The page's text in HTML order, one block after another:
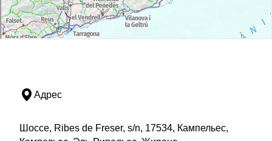
Адрес
Шоссе, Ribes de Freser, s/n, 17534, Кампельес,